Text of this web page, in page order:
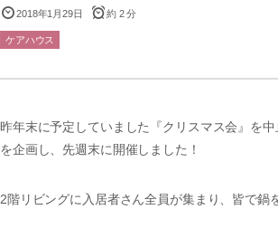
2018年1月29日 約 2 分
ケアハウス
昨年末に予定していました『クリスマス会』を中
を企画し、先週末に開催しました！
2階リビングに入居者さん全員が集まり、皆で鍋